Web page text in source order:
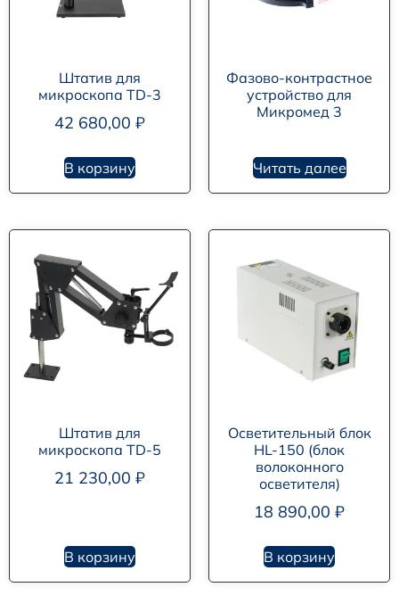
Штатив для
микроскопа TD-3
42 680,00 ₽
В корзину
Фазово-контрастное
устройство для
Микромед 3
Читать далее
Штатив для
микроскопа TD-5
21 230,00 ₽
В корзину
Осветительный блок
HL-150 (блок
волоконного
осветителя)
18 890,00 ₽
В корзину